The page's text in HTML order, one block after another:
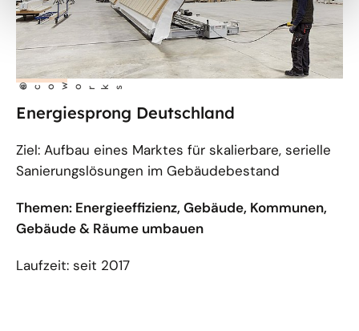
©
eco w orks
Energiesprong Deutschland
Ziel: Aufbau eines Marktes für skalierbare, serielle
Sanierungslösungen im Gebäudebestand
Themen: Energieeffizienz, Gebäude, Kommunen,
Gebäude & Räume umbauen
Laufzeit: seit 2017